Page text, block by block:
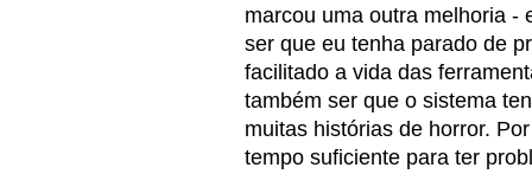
marcou uma outra melhoria -
ser que eu tenha parado de
facilitado a vida das
também ser que o sistema
muitas histórias de horror.
tempo suficiente para ter